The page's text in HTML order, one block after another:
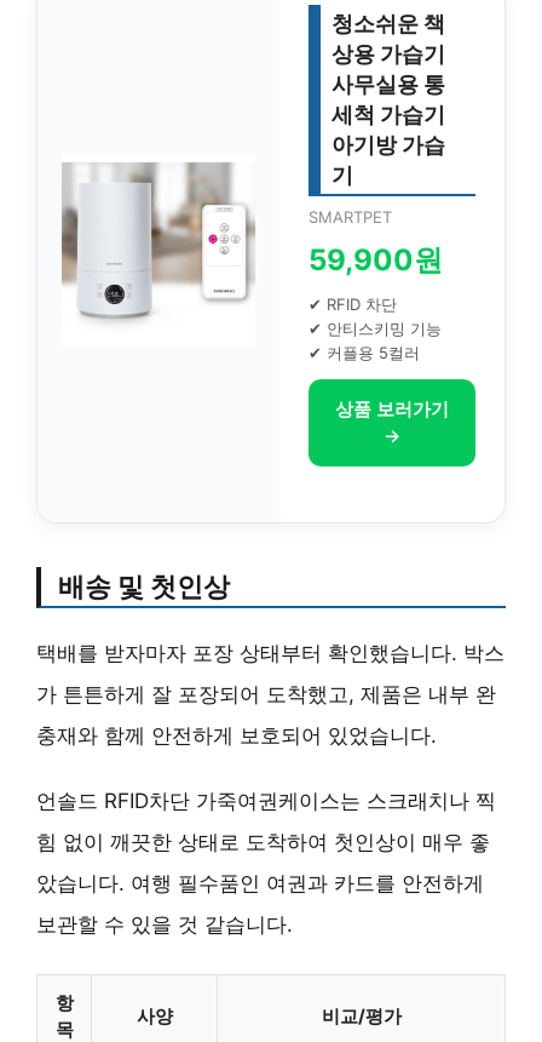
청소쉬운 책
상용 가습기
사무실용 통
세척 가습기
아기방 가습
기
SMARTPET
59,900원
✔ RFID 차단
✔ 안티스키밍 기능
✔ 커플용 5컬러
상품 보러가기
→
배송 및 첫인상
택배를 받자마자 포장 상태부터 확인했습니다. 박스
가 튼튼하게 잘 포장되어 도착했고, 제품은 내부 완
충재와 함께 안전하게 보호되어 있었습니다.
언솔드 RFID차단 가죽여권케이스는 스크래치나 찍
힘 없이 깨끗한 상태로 도착하여 첫인상이 매우 좋
았습니다. 여행 필수품인 여권과 카드를 안전하게
보관할 수 있을 것 같습니다.
항
목
사양 비교/평가